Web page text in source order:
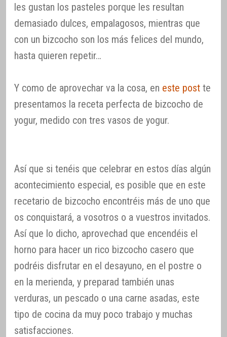
les gustan los pasteles porque les resultan
demasiado dulces, empalagosos, mientras que
con un bizcocho son los más felices del mundo,
hasta quieren repetir…
Y como de aprovechar va la cosa, en este post te
presentamos la receta perfecta de bizcocho de
yogur, medido con tres vasos de yogur.
Así que si tenéis que celebrar en estos días algún
acontecimiento especial, es posible que en este
recetario de bizcocho encontréis más de uno que
os conquistará, a vosotros o a vuestros invitados.
Así que lo dicho, aprovechad que encendéis el
horno para hacer un rico bizcocho casero que
podréis disfrutar en el desayuno, en el postre o
en la merienda, y preparad también unas
verduras, un pescado o una carne asadas, este
tipo de cocina da muy poco trabajo y muchas
satisfacciones.